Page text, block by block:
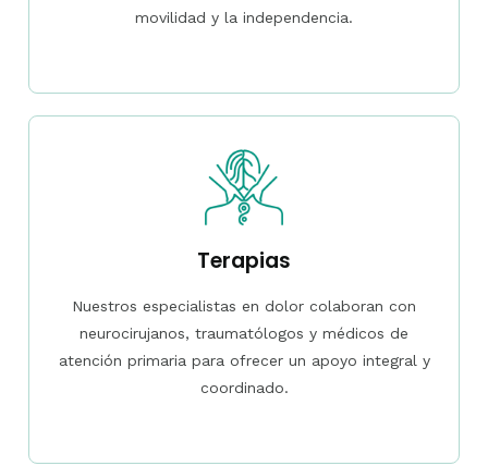
movilidad y la independencia.
Terapias
Nuestros especialistas en dolor colaboran con
neurocirujanos, traumatólogos y médicos de
atención primaria para ofrecer un apoyo integral y
coordinado.